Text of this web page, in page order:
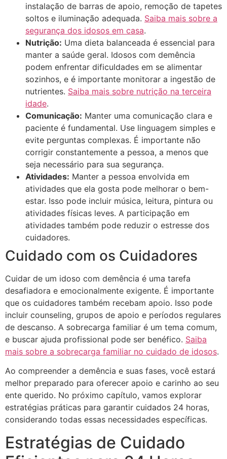
instalação de barras de apoio, remoção de tapetes
soltos e iluminação adequada. Saiba mais sobre a
segurança dos idosos em casa.
Nutrição: Uma dieta balanceada é essencial para
manter a saúde geral. Idosos com demência
podem enfrentar dificuldades em se alimentar
sozinhos, e é importante monitorar a ingestão de
nutrientes. Saiba mais sobre nutrição na terceira
idade.
Comunicação: Manter uma comunicação clara e
paciente é fundamental. Use linguagem simples e
evite perguntas complexas. É importante não
corrigir constantemente a pessoa, a menos que
seja necessário para sua segurança.
Atividades: Manter a pessoa envolvida em
atividades que ela gosta pode melhorar o bem-
estar. Isso pode incluir música, leitura, pintura ou
atividades físicas leves. A participação em
atividades também pode reduzir o estresse dos
cuidadores.
Cuidado com os Cuidadores
Cuidar de um idoso com demência é uma tarefa
desafiadora e emocionalmente exigente. É importante
que os cuidadores também recebam apoio. Isso pode
incluir counseling, grupos de apoio e períodos regulares
de descanso. A sobrecarga familiar é um tema comum,
e buscar ajuda profissional pode ser benéfico. Saiba
mais sobre a sobrecarga familiar no cuidado de idosos.
Ao compreender a demência e suas fases, você estará
melhor preparado para oferecer apoio e carinho ao seu
ente querido. No próximo capítulo, vamos explorar
estratégias práticas para garantir cuidados 24 horas,
considerando todas essas necessidades específicas.
Estratégias de Cuidado